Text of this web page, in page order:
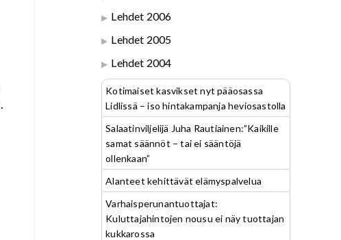
Lehdet 2006
Lehdet 2005
Lehdet 2004
Kotimaiset kasvikset nyt pääosassa
Lidlissä – iso hintakampanja heviosastolla
Salaatinviljelijä Juha Rautiainen:”Kaikille
samat säännöt – tai ei sääntöjä
ollenkaan”
Alanteet kehittävät elämyspalvelua
Varhaisperunantuottajat:
Kuluttajahintojen nousu ei näy tuottajan
kukkarossa